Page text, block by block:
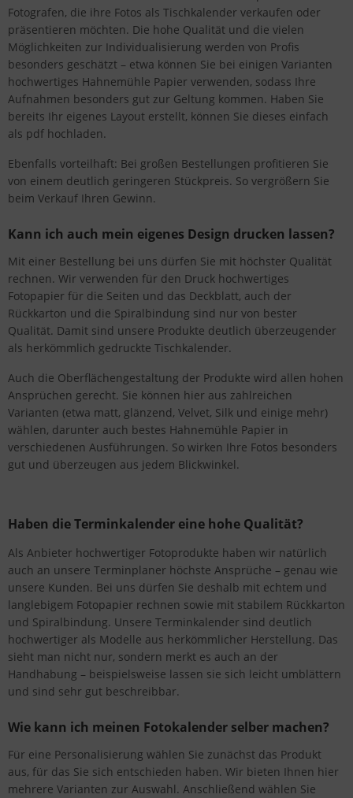
Fotografen, die ihre Fotos als Tischkalender verkaufen oder
präsentieren möchten. Die hohe Qualität und die vielen
Möglichkeiten zur Individualisierung werden von Profis
besonders geschätzt – etwa können Sie bei einigen Varianten
hochwertiges Hahnemühle Papier verwenden, sodass Ihre
Aufnahmen besonders gut zur Geltung kommen. Haben Sie
bereits Ihr eigenes Layout erstellt, können Sie dieses einfach
als pdf hochladen.
Ebenfalls vorteilhaft: Bei großen Bestellungen profitieren Sie
von einem deutlich geringeren Stückpreis. So vergrößern Sie
beim Verkauf Ihren Gewinn.
Kann ich auch mein eigenes Design drucken lassen?
Mit einer Bestellung bei uns dürfen Sie mit höchster Qualität
rechnen. Wir verwenden für den Druck hochwertiges
Fotopapier für die Seiten und das Deckblatt, auch der
Rückkarton und die Spiralbindung sind nur von bester
Qualität. Damit sind unsere Produkte deutlich überzeugender
als herkömmlich gedruckte Tischkalender.
Auch die Oberflächengestaltung der Produkte wird allen hohen
Ansprüchen gerecht. Sie können hier aus zahlreichen
Varianten (etwa matt, glänzend, Velvet, Silk und einige mehr)
wählen, darunter auch bestes Hahnemühle Papier in
verschiedenen Ausführungen. So wirken Ihre Fotos besonders
gut und überzeugen aus jedem Blickwinkel.
Haben die Terminkalender eine hohe Qualität?
Als Anbieter hochwertiger Fotoprodukte haben wir natürlich
auch an unsere Terminplaner höchste Ansprüche – genau wie
unsere Kunden. Bei uns dürfen Sie deshalb mit echtem und
langlebigem Fotopapier rechnen sowie mit stabilem Rückkarton
und Spiralbindung. Unsere Terminkalender sind deutlich
hochwertiger als Modelle aus herkömmlicher Herstellung. Das
sieht man nicht nur, sondern merkt es auch an der
Handhabung – beispielsweise lassen sie sich leicht umblättern
und sind sehr gut beschreibbar.
Wie kann ich meinen Fotokalender selber machen?
Für eine Personalisierung wählen Sie zunächst das Produkt
aus, für das Sie sich entschieden haben. Wir bieten Ihnen hier
mehrere Varianten zur Auswahl. Anschließend wählen Sie